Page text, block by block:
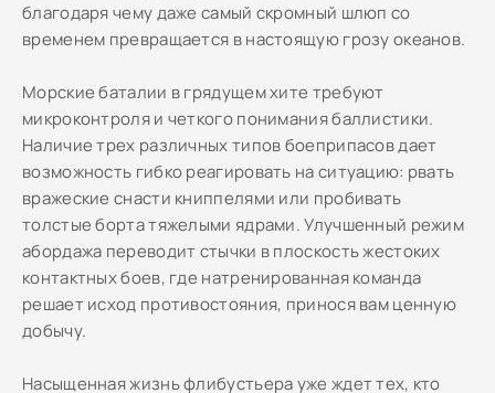
благодаря чему даже самый скромный шлюп со
временем превращается в настоящую грозу океанов.
Морские баталии в грядущем хите требуют
микроконтроля и четкого понимания баллистики.
Наличие трех различных типов боеприпасов дает
возможность гибко реагировать на ситуацию: рвать
вражеские снасти книппелями или пробивать
толстые борта тяжелыми ядрами. Улучшенный режим
абордажа переводит стычки в плоскость жестоких
контактных боев, где натренированная команда
решает исход противостояния, принося вам ценную
добычу.
Насыщенная жизнь флибустьера уже ждет тех, кто